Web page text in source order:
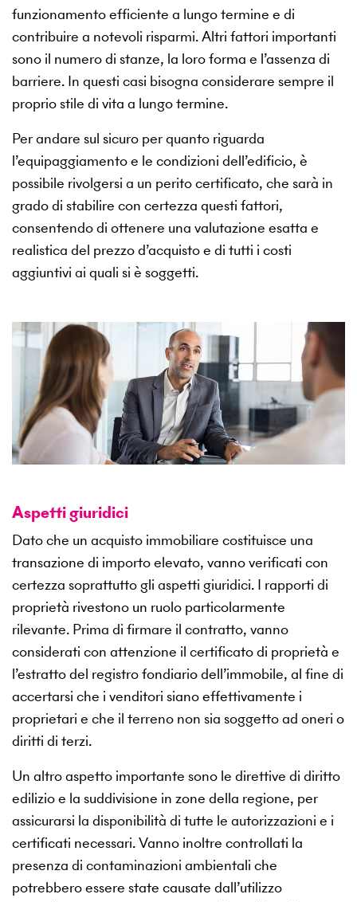
funzionamento efficiente a lungo termine e di
contribuire a notevoli risparmi. Altri fattori importanti
sono il numero di stanze, la loro forma e l’assenza di
barriere. In questi casi bisogna considerare sempre il
proprio stile di vita a lungo termine.
Per andare sul sicuro per quanto riguarda
l’equipaggiamento e le condizioni dell’edificio, è
possibile rivolgersi a un perito certificato, che sarà in
grado di stabilire con certezza questi fattori,
consentendo di ottenere una valutazione esatta e
realistica del prezzo d’acquisto e di tutti i costi
aggiuntivi ai quali si è soggetti.
Aspetti giuridici
Dato che un acquisto immobiliare costituisce una
transazione di importo elevato, vanno verificati con
certezza soprattutto gli aspetti giuridici. I rapporti di
proprietà rivestono un ruolo particolarmente
rilevante. Prima di firmare il contratto, vanno
considerati con attenzione il certificato di proprietà e
l’estratto del registro fondiario dell’immobile, al fine di
accertarsi che i venditori siano effettivamente i
proprietari e che il terreno non sia soggetto ad oneri o
diritti di terzi.
Un altro aspetto importante sono le direttive di diritto
edilizio e la suddivisione in zone della regione, per
assicurarsi la disponibilità di tutte le autorizzazioni e i
certificati necessari. Vanno inoltre controllati la
presenza di contaminazioni ambientali che
potrebbero essere state causate dall’utilizzo